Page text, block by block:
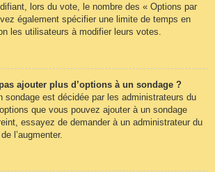
lors du vote, le nombre des « Options par
également spécifier une limite de temps en
les utilisateurs à modifier leurs votes.
ajouter plus d’options à un sondage ?
sondage est décidée par les administrateurs du
que vous pouvez ajouter à un sondage
essayez de demander à un administrateur du
l’augmenter.